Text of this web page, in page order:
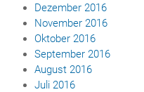
Dezember 2016
November 2016
Oktober 2016
September 2016
August 2016
Juli 2016